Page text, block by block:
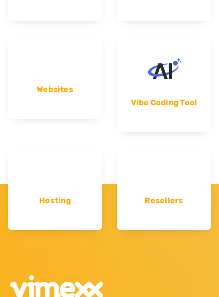
Websites
Vibe Coding Tool
Hosting Resellers